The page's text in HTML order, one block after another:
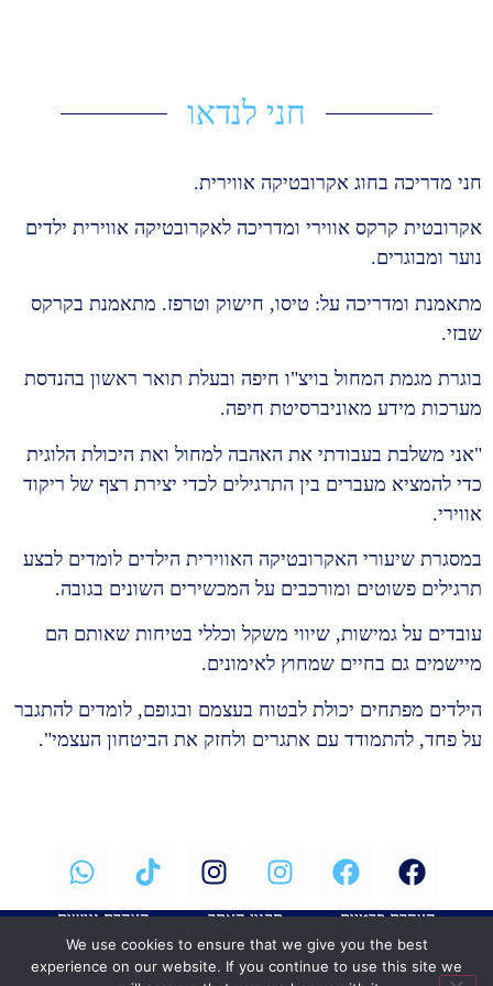
חני לנדאו
חני מדריכה בחוג אקרובטיקה אווירית.
אקרובטית קרקס אווירי ומדריכה לאקרובטיקה אווירית ילדים
נוער ומבוגרים.
מתאמנת ומדריכה על: טיסו, חישוק וטרפז. מתאמנת בקרקס
שבזי.
בוגרת מגמת המחול בויצ"ו חיפה ובעלת תואר ראשון בהנדסת
מערכות מידע מאוניברסיטת חיפה.
"אני משלבת בעבודתי את האהבה למחול ואת היכולת הלוגית
כדי להמציא מעברים בין התרגילים לכדי יצירת רצף של ריקוד
אווירי.
במסגרת שיעורי האקרובטיקה האווירית הילדים לומדים לבצע
תרגילים פשוטים ומורכבים על המכשירים השונים בגובה.
עובדים על גמישות, שיווי משקל וכללי בטיחות שאותם הם
מיישמים גם בחיים שמחוץ לאימונים.
הילדים מפתחים יכולת לבטוח בעצמם ובגופם, לומדים להתגבר
על פחד, להתמודד עם אתגרים ולחזק את הביטחון העצמי".
הצהרת פרטיות תקנון האתר הצהרת נגישות
כל הזכויות שמורות לאירית פרידמן – קנגרו התעמלות מכשירים
We use cookies to ensure that we give you the best
experience on our website. If you continue to use this site we